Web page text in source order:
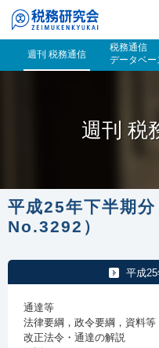
週刊 税務通信
税務通信
データベー
週刊 税
平成25年下半期
No.3292）
平成
通達等
法律要綱，政令要綱，資料等
改正法令・通達の解説